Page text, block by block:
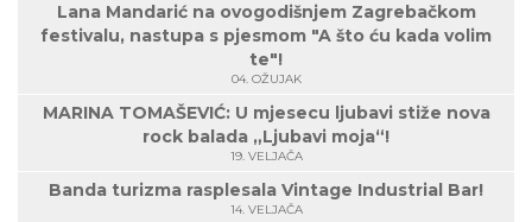
Lana Mandarić na ovogodišnjem Zagrebačkom
festivalu, nastupa s pjesmom "A što ću kada volim
te"!
04. OŽUJAK
MARINA TOMAŠEVIĆ: U mjesecu ljubavi stiže nova
rock balada „Ljubavi moja“!
19. VELJAČA
Banda turizma rasplesala Vintage Industrial Bar!
14. VELJAČA